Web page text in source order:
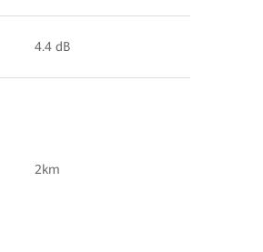
4.4 dB
2km